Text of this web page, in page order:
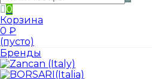
0
Корзина
0 ₽
(пусто)
Бренды